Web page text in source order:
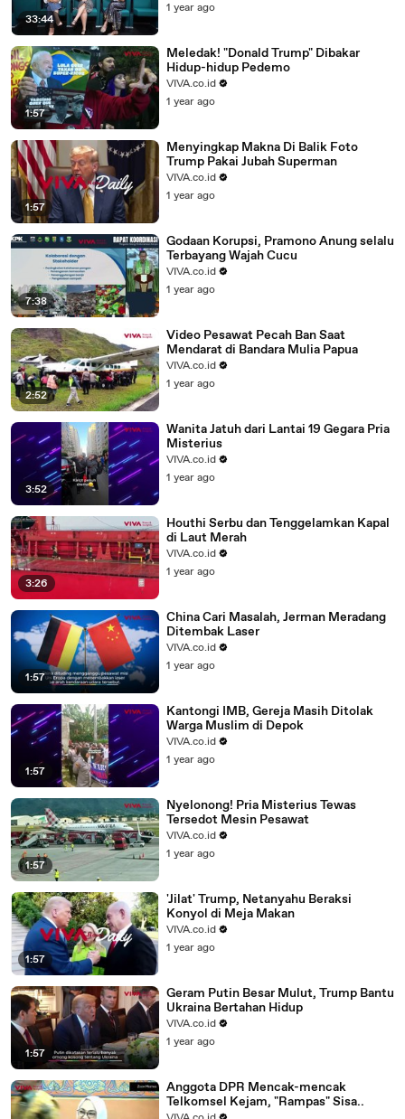
33:44
1 year ago
1:57
Meledak! "Donald Trump" Dibakar
Hidup-hidup Pedemo
VIVA.co.id
1 year ago
1:57
Menyingkap Makna Di Balik Foto
Trump Pakai Jubah Superman
VIVA.co.id
1 year ago
7:38
Godaan Korupsi, Pramono Anung selalu
Terbayang Wajah Cucu
VIVA.co.id
1 year ago
2:52
Video Pesawat Pecah Ban Saat
Mendarat di Bandara Mulia Papua
VIVA.co.id
1 year ago
3:52
Wanita Jatuh dari Lantai 19 Gegara Pria
Misterius
VIVA.co.id
1 year ago
3:26
Houthi Serbu dan Tenggelamkan Kapal
di Laut Merah
VIVA.co.id
1 year ago
1:57
China Cari Masalah, Jerman Meradang
Ditembak Laser
VIVA.co.id
1 year ago
1:57
Kantongi IMB, Gereja Masih Ditolak
Warga Muslim di Depok
VIVA.co.id
1 year ago
1:57
Nyelonong! Pria Misterius Tewas
Tersedot Mesin Pesawat
VIVA.co.id
1 year ago
1:57
'Jilat' Trump, Netanyahu Beraksi
Konyol di Meja Makan
VIVA.co.id
1 year ago
1:57
Geram Putin Besar Mulut, Trump Bantu
Ukraina Bertahan Hidup
VIVA.co.id
1 year ago
Anggota DPR Mencak-mencak
Telkomsel Kejam, "Rampas" Sisa..